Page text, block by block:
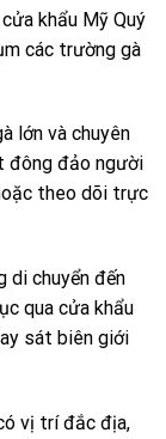
khẩu Mỹ Quý
các trường gà
lớn và chuyên
đông đảo người
theo dõi trực
di chuyển đến
qua cửa khẩu
sát biên giới
vị trí đắc địa,